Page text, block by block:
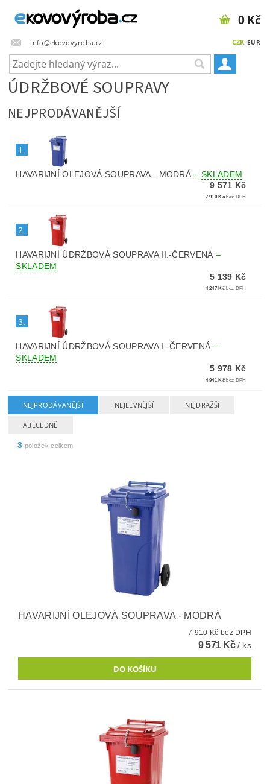
info@ekovovyroba.cz CZK EUR
0 Kč
ÚDRŽBOVÉ SOUPRAVY
NEJPRODÁVANĚJŠÍ
1.
HAVARIJNÍ OLEJOVÁ SOUPRAVA - MODRÁ–SKLADEM
9 571 Kč
7 910 Kč bez DPH
2.
HAVARIJNÍ ÚDRŽBOVÁ SOUPRAVA II.-ČERVENÁ–
SKLADEM
5 139 Kč
4 247 Kč bez DPH
3.
HAVARIJNÍ ÚDRŽBOVÁ SOUPRAVA I.-ČERVENÁ –
SKLADEM
5 978 Kč
4 941 Kč bez DPH
NEJPRODÁVANĚJŠÍ NEJLEVNĚJŠÍ NEJDRAŽŠÍ
ABECEDNĚ
3 položek celkem
HAVARIJNÍ OLEJOVÁ SOUPRAVA - MODRÁ
7 910 Kč bez DPH
9 571 Kč/ ks